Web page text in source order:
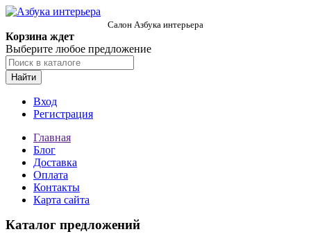
Салон Азбука интерьера
Корзина ждет
Выберите любое предложение
Найти
Вход
Регистрация
Главная
Блог
Доставка
Оплата
Контакты
Карта сайта
Каталог предложений